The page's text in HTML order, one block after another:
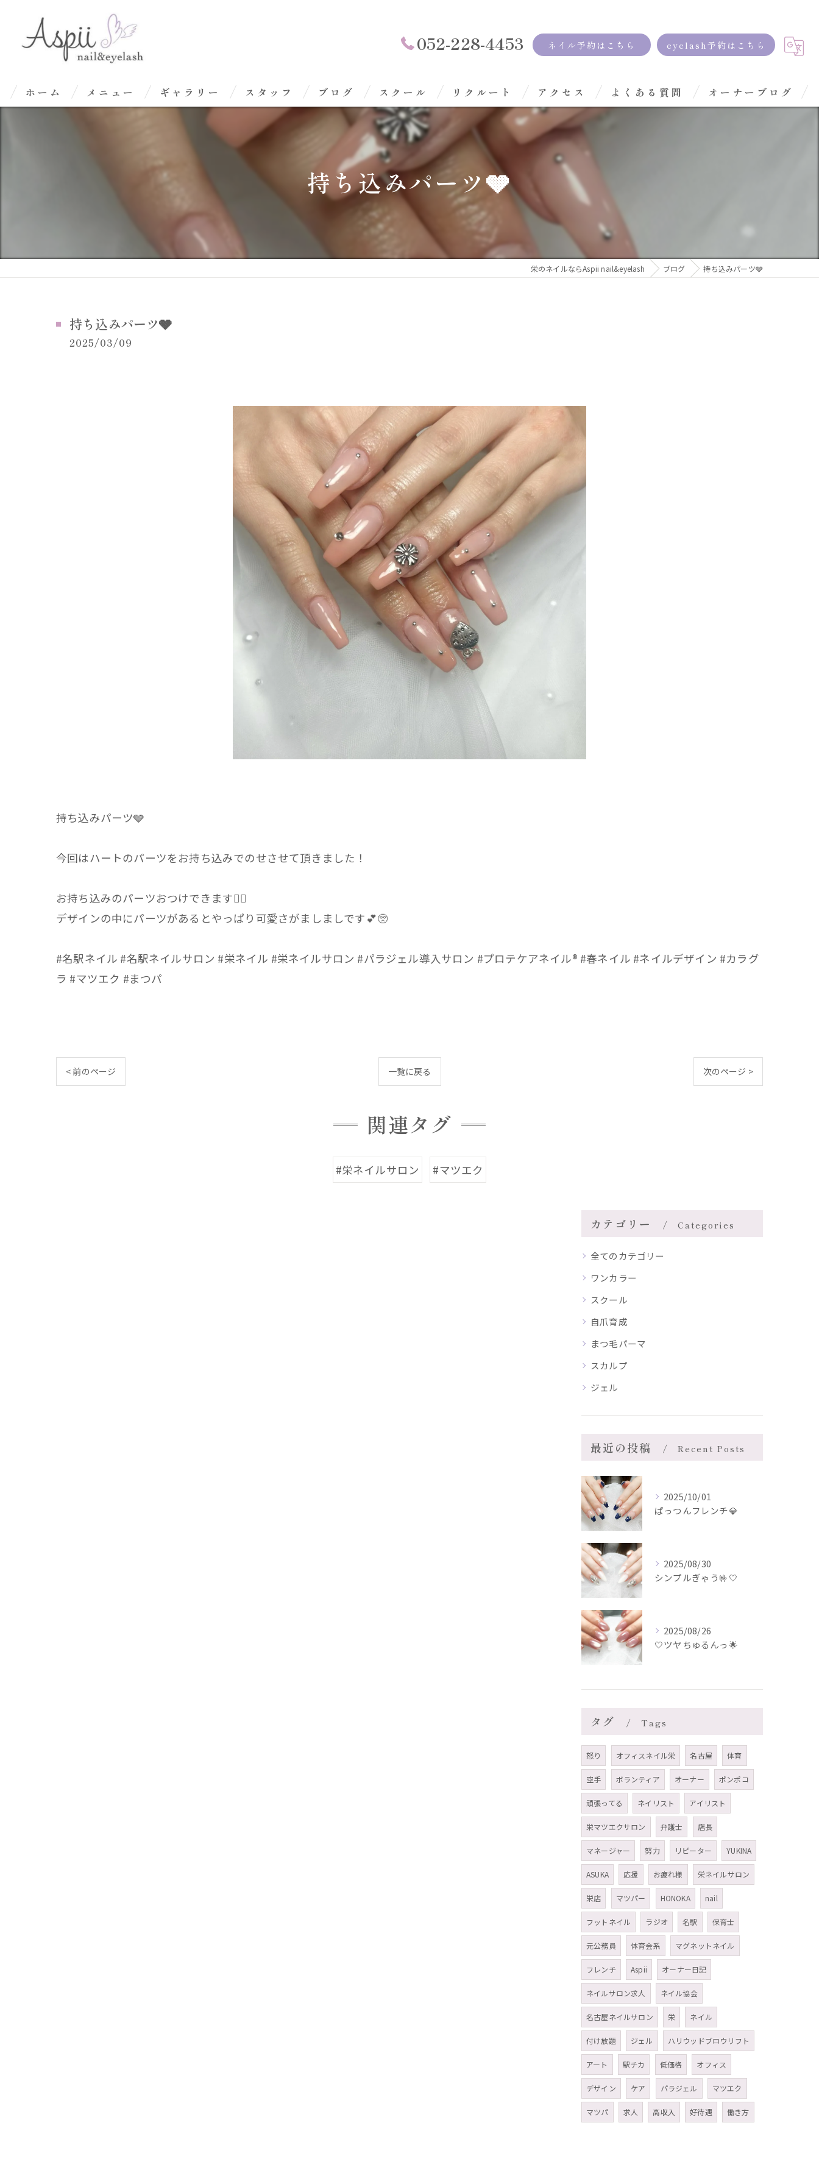
052-228-4453 ネイル予約はこちら eyelash予約はこちら
ホーム メニュー ギャラリー スタッフ ブログ スクール リクルート アクセス よくある質問 オーナーブログ
持ち込みパーツ🩶
栄のネイルならAspii nail&eyelash ブログ 持ち込みパーツ🩶
持ち込みパーツ🩶
2025/03/09
持ち込みパーツ🩶
今回はハートのパーツをお持ち込みでのせさせて頂きました！
お持ち込みのパーツおつけできます🙆‍♀️
デザインの中にパーツがあるとやっぱり可愛さがましましです💕🥺
#名駅ネイル #名駅ネイルサロン #栄ネイル #栄ネイルサロン #パラジェル導入サロン #プロテケアネイル®︎ #春ネイル #ネイルデザイン #カラグ
ラ #マツエク #まつパ
< 前のページ 一覧に戻る 次のページ >
関連タグ
#栄ネイルサロン #マツエク
カテゴリー Categories
全てのカテゴリー
ワンカラー
スクール
自爪育成
まつ毛パーマ
スカルプ
ジェル
最近の投稿 Recent Posts
2025/10/01
ぱっつんフレンチ💎
2025/08/30
シンプルぎゃう🤟🤍
2025/08/26
🤍ツヤちゅるんっ🌟
タグ Tags
怒り オフィスネイル栄 名古屋 体育
空手 ボランティア オーナー ポンポコ
頑張ってる ネイリスト アイリスト
栄マツエクサロン 弁護士 店長
マネージャー 努力 リピーター YUKINA
ASUKA 応援 お疲れ様 栄ネイルサロン
栄店 マツパー HONOKA nail
フットネイル ラジオ 名駅 保育士
元公務員 体育会系 マグネットネイル
フレンチ Aspii オーナー日記
ネイルサロン求人 ネイル協会
名古屋ネイルサロン 栄 ネイル
付け放題 ジェル ハリウッドブロウリフト
アート 駅チカ 低価格 オフィス
デザイン ケア パラジェル マツエク
マツパ 求人 高収入 好待遇 働き方